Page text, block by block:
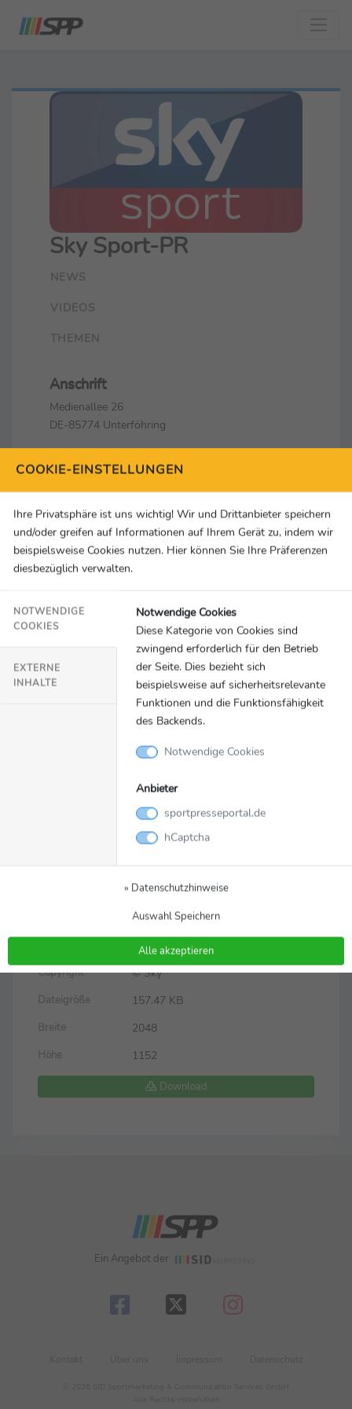
Sky Sport-PR
NEWS
VIDEOS
THEMEN
Anschrift
Medienallee 26
DE-85774 Unterföhring
Kontakt
Social Media & Links
Lothar Matthäus
skysport_de_matthus_kolumne_666
7376.jpg
Copyright © Sky
Dateigröße 157.47 KB
Breite 2048
Höhe 1152
Download
Ein Angebot der
COOKIE-EINSTELLUNGEN
Ihre Privatsphäre ist uns wichtig! Wir und Drittanbieter speichern
und/oder greifen auf Informationen auf Ihrem Gerät zu, indem wir
beispielsweise Cookies nutzen. Hier können Sie Ihre Präferenzen
diesbezüglich verwalten.
NOTWENDIGE
COOKIES
EXTERNE
INHALTE
Notwendige Cookies
Diese Kategorie von Cookies sind
zwingend erforderlich für den Betrieb
der Seite. Dies bezieht sich
beispielsweise auf sicherheitsrelevante
Funktionen und die Funktionsfähigkeit
des Backends.
Notwendige Cookies
Anbieter
sportpresseportal.de
hCaptcha
» Datenschutzhinweise
Auswahl Speichern
Alle akzeptieren